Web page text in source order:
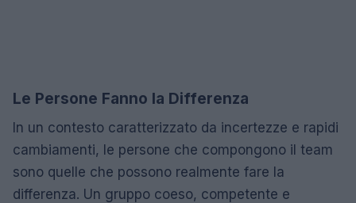
Le Persone Fanno la Differenza
In un contesto caratterizzato da incertezze e rapidi
cambiamenti, le persone che compongono il team
sono quelle che possono realmente fare la
differenza. Un gruppo coeso, competente e